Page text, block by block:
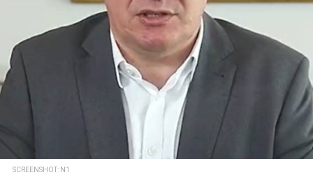
SCREENSHOT: N1